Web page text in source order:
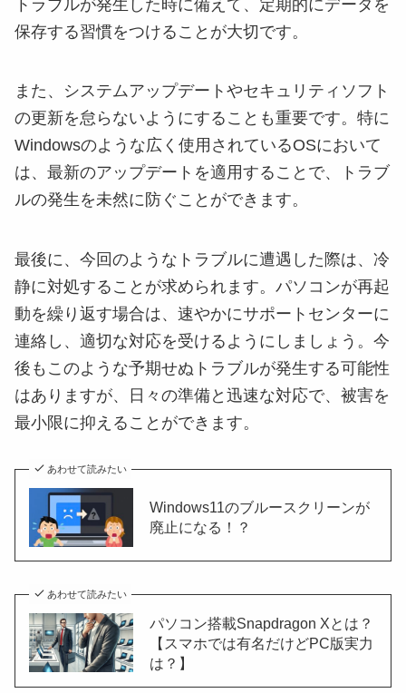
スマホ修理
よくある質問
BLOG
トラブルが発生した時に備えて、定期的にデータを
保存する習慣をつけることが大切です。
また、システムアップデートやセキュリティソフト
の更新を怠らないようにすることも重要です。特に
Windowsのような広く使用されているOSにおいて
は、最新のアップデートを適用することで、トラブ
ルの発生を未然に防ぐことができます。
最後に、今回のようなトラブルに遭遇した際は、冷
静に対処することが求められます。パソコンが再起
動を繰り返す場合は、速やかにサポートセンターに
連絡し、適切な対応を受けるようにしましょう。今
後もこのような予期せぬトラブルが発生する可能性
はありますが、日々の準備と迅速な対応で、被害を
最小限に抑えることができます。
あわせて読みたい
Windows11のブルースクリーンが
廃止になる！？
あわせて読みたい
パソコン搭載Snapdragon Xとは？
【スマホでは有名だけどPC版実力
は？】